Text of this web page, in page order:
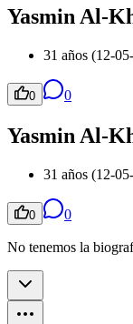
Yasmin Al-
31 años (12-
0 0
Yasmin Al-
31 años (12-
0 0
No tenemos la